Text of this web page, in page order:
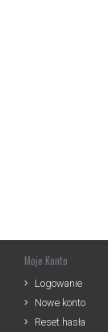
Moje Konto
Logowanie
Nowe konto
Reset hasła